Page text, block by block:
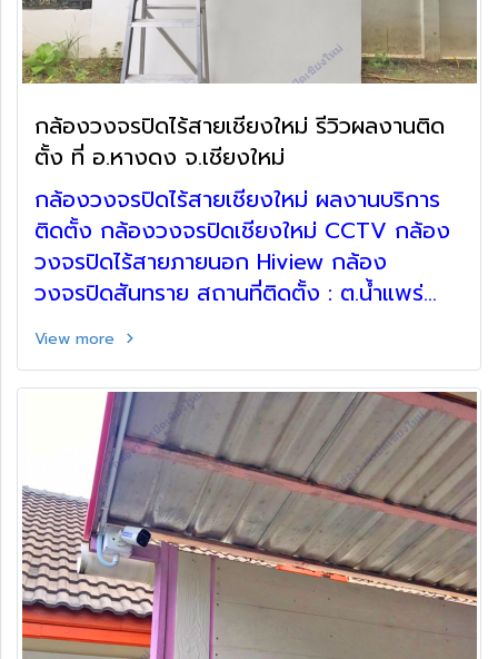
กล้องวงจรปิดไร้สายเชียงใหม่ รีวิวผลงานติด
ตั้ง ที่ อ.หางดง จ.เชียงใหม่
กล้องวงจรปิดไร้สายเชียงใหม่ ผลงานบริการ
ติดตั้ง กล้องวงจรปิดเชียงใหม่ CCTV กล้อง
วงจรปิดไร้สายภายนอก Hiview กล้อง
วงจรปิดสันทราย สถานที่ติดตั้ง : ต.น้ำแพร่
View more